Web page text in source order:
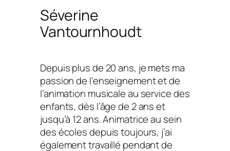
Séverine
Vantournhoudt
Depuis plus de 20 ans, je mets ma
passion de l’enseignement et de
l’animation musicale au service des
enfants, dès l’âge de 2 ans et
jusqu’à 12 ans. Animatrice au sein
des écoles depuis toujours, j’ai
également travaillé pendant de